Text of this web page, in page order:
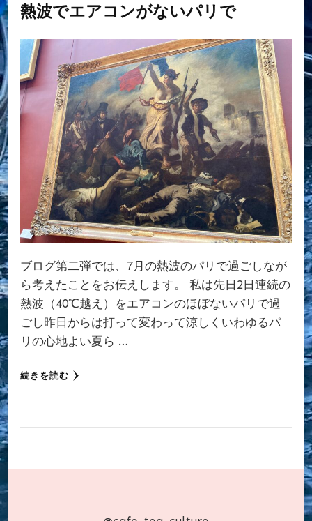
熱波でエアコンがないパリで
ブログ第二弾では、7月の熱波のパリで過ごしなが
ら考えたことをお伝えします。 私は先日2日連続の
熱波（40℃越え）をエアコンのほぼないパリで過
ごし昨日からは打って変わって涼しくいわゆるパ
リの心地よい夏ら …
続きを読む